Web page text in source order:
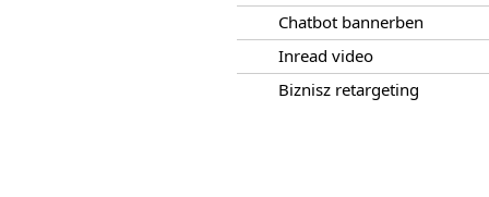
Chatbot bannerben
Inread video
Biznisz retargeting